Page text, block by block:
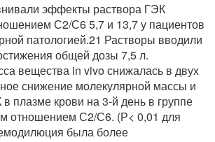
эффекты раствора ГЭК
С2/С6 5,7 и 13,7 у пациентов
патологией.21 Растворы вводили
общей дозы 7,5 л.
вещества in vivo снижалась в двух
снижение молекулярной массы и
плазме крови на 3-й день в группе
отношением С2/С6. (Р< 0,01 для
была более